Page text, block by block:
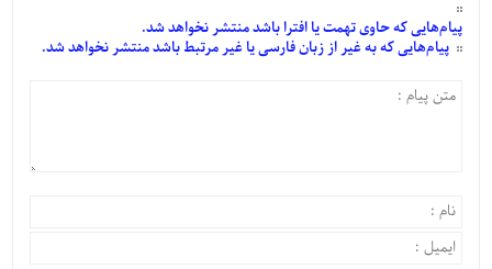
پیام‌هاییکه حاوی تهمت یا افترا باشد منتشر نخواهد شد.
پیام‌هاییکه به غیر از زبان فارسی یا غیر مرتبط باشد منتشر نخواهد شد.